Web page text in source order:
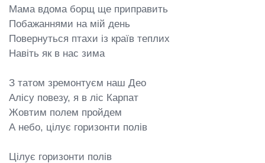
Мама вдома борщ ще приправить
Побажаннями на мій день
Повернуться птахи із країв теплих
Навіть як в нас зима
З татом зремонтуєм наш Део
Алісу повезу, я в ліс Карпат
Жовтим полем пройдем
А небо, цілує горизонти полів
Цілує горизонти полів